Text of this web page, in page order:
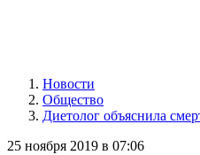
Новости
Общество
Диетолог объяснила
25 ноября 2019 в 07:06